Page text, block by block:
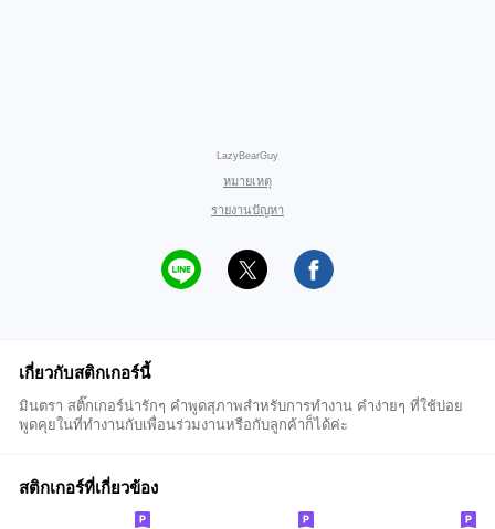
LazyBearGuy
หมายเหตุ
รายงานปัญหา
เกี่ยวกับสติกเกอร์นี้
มินตรา สติ๊กเกอร์น่ารักๆ คำพูดสุภาพสำหรับการทำงาน คำง่ายๆ ที่ใช้บ่อย
พูดคุยในที่ทำงานกับเพื่อนร่วมงานหรือกับลูกค้าก็ได้ค่ะ
สติกเกอร์ที่เกี่ยวข้อง